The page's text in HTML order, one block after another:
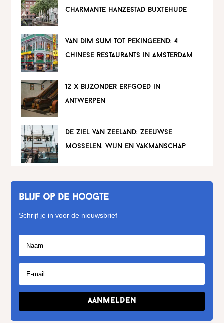
charmante hanzestad buxtehude
van dim sum tot pekingeend: 4
chinese restaurants in amsterdam
12 x bijzonder erfgoed in
antwerpen
de ziel van zeeland: zeeuwse
mosselen, wijn en vakmanschap
Blijf op de hoogte
Schrijf je in voor de nieuwsbrief
Aanmelden